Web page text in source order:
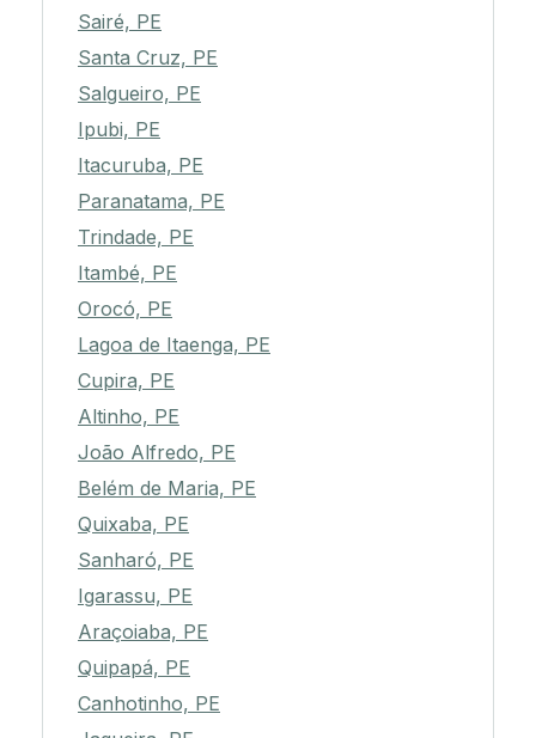
Sairé, PE
Santa Cruz, PE
Salgueiro, PE
Ipubi, PE
Itacuruba, PE
Paranatama, PE
Trindade, PE
Itambé, PE
Orocó, PE
Lagoa de Itaenga, PE
Cupira, PE
Altinho, PE
João Alfredo, PE
Belém de Maria, PE
Quixaba, PE
Sanharó, PE
Igarassu, PE
Araçoiaba, PE
Quipapá, PE
Canhotinho, PE